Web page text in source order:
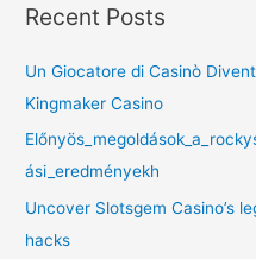
Recent Posts
Un Giocatore di Casinò
Kingmaker Casino
ási_eredményekh
Uncover Slotsgem Casino’s
hacks